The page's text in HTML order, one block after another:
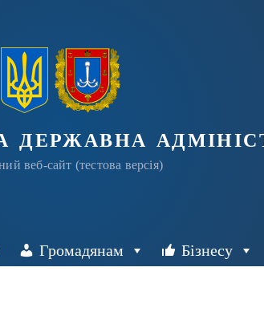
веб-сайт (тестова версія)
Громадянам Бізнесу